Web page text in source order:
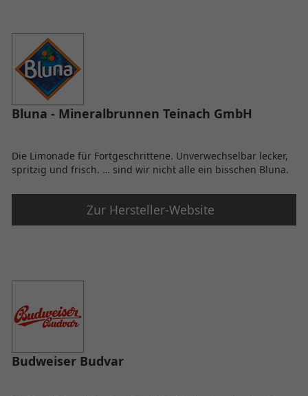
Bluna - Mineralbrunnen Teinach GmbH
Die Limonade für Fortgeschrittene. Unverwechselbar lecker,
spritzig und frisch. … sind wir nicht alle ein bisschen Bluna.
Zur Hersteller-Website
Budweiser Budvar